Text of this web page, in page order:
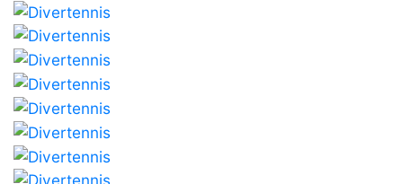
Històric
del
Campionat
Social
Fotos
Normativa
Pàdel